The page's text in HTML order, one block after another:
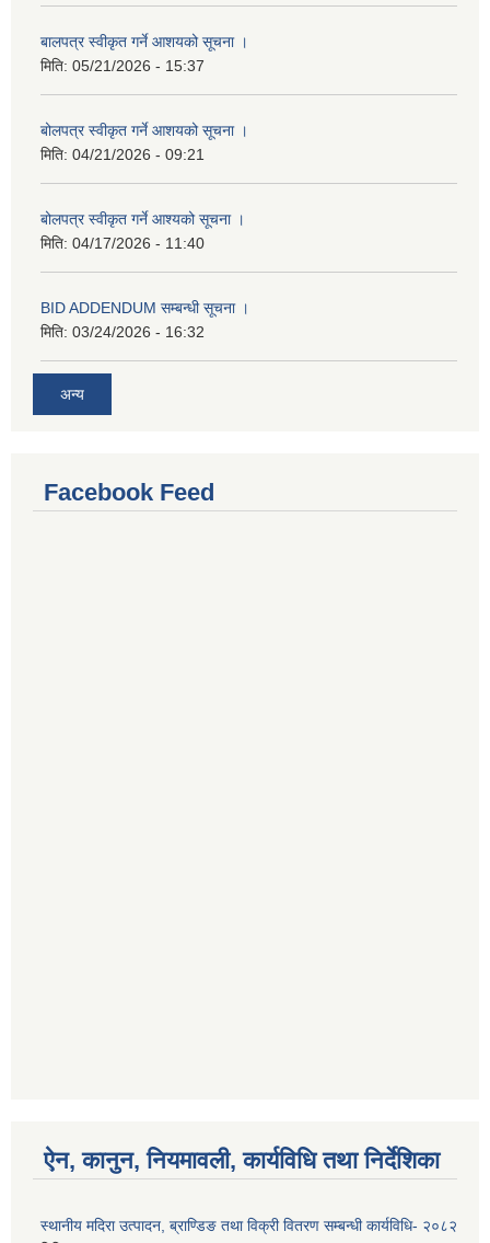
बालपत्र स्वीकृत गर्ने आशयको सूचना ।
मिति: 05/21/2026 - 15:37
बोलपत्र स्वीकृत गर्ने आशयको सूचना ।
मिति: 04/21/2026 - 09:21
बोलपत्र स्वीकृत गर्ने आश्यको सूचना ।
मिति: 04/17/2026 - 11:40
BID ADDENDUM सम्बन्धी सूचना ।
मिति: 03/24/2026 - 16:32
अन्य
Facebook Feed
ऐन, कानुन, नियमावली, कार्यविधि तथा निर्देशिका
स्थानीय मदिरा उत्पादन, ब्राण्डिङ तथा विक्री वितरण सम्बन्धी कार्यविधि- २०८२